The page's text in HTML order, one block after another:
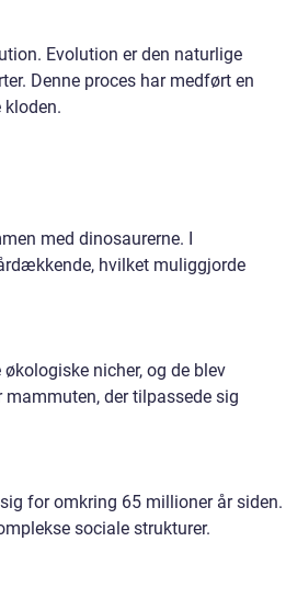
Evolution er den naturlige
Denne proces har medført en
med dinosaurerne. I
hvilket muliggjorde
nicher, og de blev
der tilpassede sig
for omkring 65 millioner år siden.
sociale strukturer.